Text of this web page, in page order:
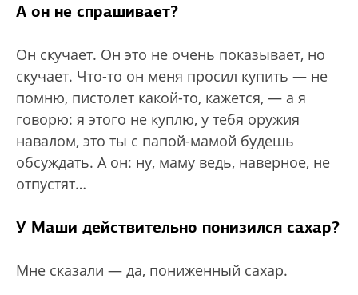
А он не спрашивает?
Он скучает. Он это не очень показывает, но
скучает. Что-то он меня просил купить — не
помню, пистолет какой-то, кажется, — а я
говорю: я этого не куплю, у тебя оружия
навалом, это ты с папой-мамой будешь
обсуждать. А он: ну, маму ведь, наверное, не
отпустят…
У Маши действительно понизился сахар?
Мне сказали — да, пониженный сахар.